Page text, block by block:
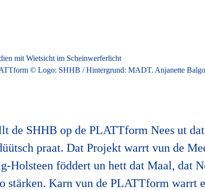
© Logo: SHHB / Hintergrund: MADT. Anjanette
de SHHB op de PLATTform Nees ut
praat. Dat Projekt warrt vun de
Holsteen föddert un hett dat Maal, dat
stärken. Karn vun de PLATTform warrt